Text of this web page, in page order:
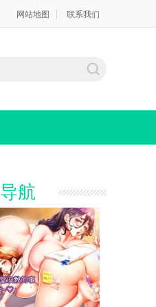
网站地图 联系我们
导航